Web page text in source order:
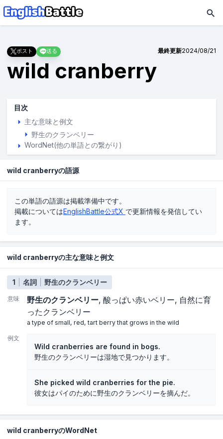
ポスト 送る 最終更新2024/08/21
wild cranberry
目次
主な意味と例文
野生のクランベリー
WordNet(他の単語との繋がり)
wild cranberryの語源
この単語の語源は掲載準備中です。
掲載についてはEnglishBattle公式X で更新情報を発信してい
ます。
wild cranberryの主な意味と例文
1 名詞 野生のクランベリー
意味 野生のクランベリー 酸っぱい赤いベリー
自然に育
ったクランベリー
a type of small, red, tart berry that grows in the wild
例文
Wild cranberries are found in bogs.
野生のクランベリーは湿地で見つかります。
She picked wild cranberries for the pie.
彼女はパイのために野生のクランベリーを摘んだ。
wild cranberryのWordNet